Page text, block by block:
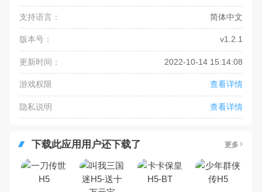
支持语言： 简体中文
版本号： v1.2.1
更新时间： 2022-10-14 15:14:08
游戏权限 查看详情
隐私说明 查看详情
下载此应用用户还下载了 更多